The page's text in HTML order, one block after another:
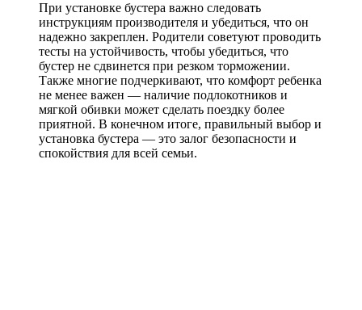
При установке бустера важно следовать
инструкциям производителя и убедиться, что он
надежно закреплен. Родители советуют проводить
тесты на устойчивость, чтобы убедиться, что
бустер не сдвинется при резком торможении.
Также многие подчеркивают, что комфорт ребенка
не менее важен — наличие подлокотников и
мягкой обивки может сделать поездку более
приятной. В конечном итоге, правильный выбор и
установка бустера — это залог безопасности и
спокойствия для всей семьи.